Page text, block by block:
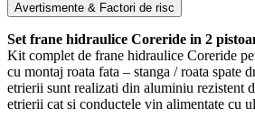
Avertismente & Factori de risc
Set frane hidraulice Coreride in 2
Kit complet de frane hidraulice Coreride
cu montaj roata fata – stanga / roata spate
etrierii sunt realizati din aluminiu rezistent
etrierii cat si conductele vin alimentate cu